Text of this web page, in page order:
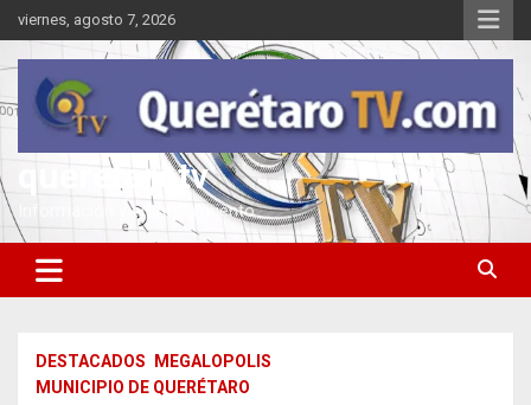
Saltar
al
contenido
viernes, agosto 7, 2026
queretarotv
Información y entretenimiento
DESTACADOS
MEGALOPOLIS
MUNICIPIO DE QUERÉTARO